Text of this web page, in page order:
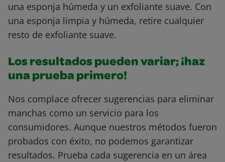
una esponja húmeda y un exfoliante suave. Con
una esponja limpia y húmeda, retire cualquier
resto de exfoliante suave.
Los resultados pueden variar; ¡haz
una prueba primero!
Nos complace ofrecer sugerencias para eliminar
manchas como un servicio para los
consumidores. Aunque nuestros métodos fueron
probados con éxito, no podemos garantizar
resultados. Prueba cada sugerencia en un área